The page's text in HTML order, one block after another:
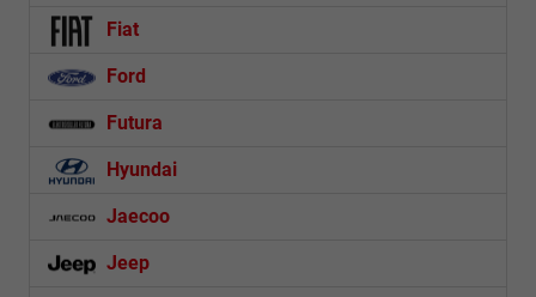
Fiat
Ford
Futura
Hyundai
Jaecoo
Jeep